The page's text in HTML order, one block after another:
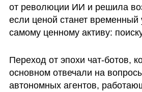
от революции ИИ и решила
если ценой станет временный
самому ценному активу:
Переход от эпохи чат-ботов,
основном отвечали на
автономных агентов,